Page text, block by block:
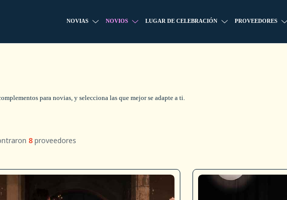
NOVIAS NOVIOS LUGAR DE CELEBRACIÓN PROVEEDORES
para novias, y selecciona las que mejor se adapte a ti.
8 proveedores